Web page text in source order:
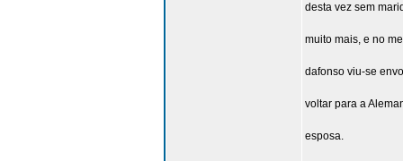
desta vez sem
muito mais, e no
dafonso viu-se
voltar para a
esposa.